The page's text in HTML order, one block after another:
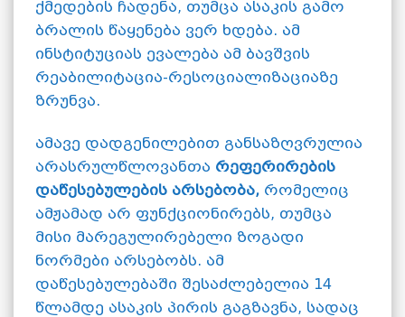
ქმედების ჩადენა, თუმცა ასაკის გამო
ბრალის წაყენება ვერ ხდება. ამ
ინსტიტუციას ევალება ამ ბავშვის
რეაბილიტაცია-რესოციალიზაციაზე
ზრუნვა.
ამავე დადგენილებით განსაზღვრულია
არასრულწლოვანთა რეფერირების
დაწესებულების არსებობა, რომელიც
ამჟამად არ ფუნქციონირებს, თუმცა
მისი მარეგულირებელი ზოგადი
ნორმები არსებობს. ამ
დაწესებულებაში შესაძლებელია 14
წლამდე ასაკის პირის გაგზავნა, სადაც